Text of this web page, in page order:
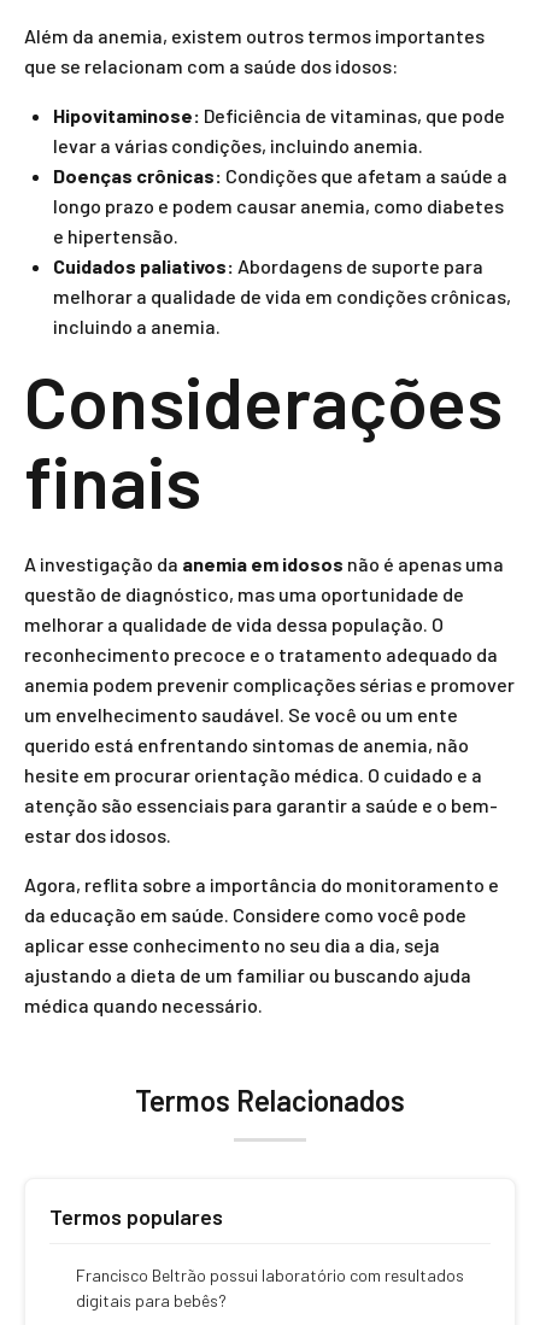
Além da anemia, existem outros termos importantes
que se relacionam com a saúde dos idosos:
Hipovitaminose: Deficiência de vitaminas, que pode
levar a várias condições, incluindo anemia.
Doenças crônicas: Condições que afetam a saúde a
longo prazo e podem causar anemia, como diabetes
e hipertensão.
Cuidados paliativos: Abordagens de suporte para
melhorar a qualidade de vida em condições crônicas,
incluindo a anemia.
Considerações
finais
A investigação da anemia em idosos não é apenas uma
questão de diagnóstico, mas uma oportunidade de
melhorar a qualidade de vida dessa população. O
reconhecimento precoce e o tratamento adequado da
anemia podem prevenir complicações sérias e promover
um envelhecimento saudável. Se você ou um ente
querido está enfrentando sintomas de anemia, não
hesite em procurar orientação médica. O cuidado e a
atenção são essenciais para garantir a saúde e o bem-
estar dos idosos.
Agora, reflita sobre a importância do monitoramento e
da educação em saúde. Considere como você pode
aplicar esse conhecimento no seu dia a dia, seja
ajustando a dieta de um familiar ou buscando ajuda
médica quando necessário.
Termos Relacionados
Termos populares
Francisco Beltrão possui laboratório com resultados
digitais para bebês?